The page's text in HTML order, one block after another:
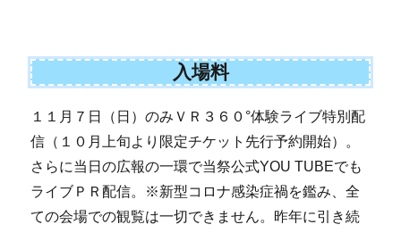
入場料
１１月７日（日）のみＶＲ３６０°体験ライブ特別配
信（１０月上旬より限定チケット先行予約開始）。
さらに当日の広報の一環で当祭公式YOU TUBEでも
ライブＰＲ配信。※新型コロナ感染症禍を鑑み、全
ての会場での観覧は一切できません。昨年に引き続